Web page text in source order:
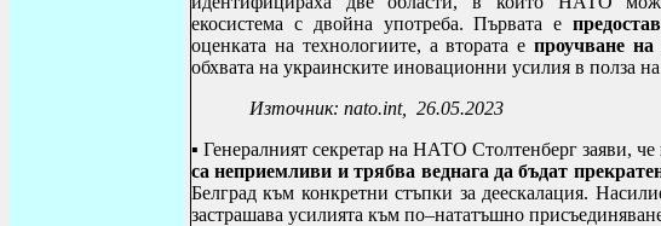
екосистема с двойна употреба. Първата е
оценката на технологиите, а втората е проучване
обхвата на украинските иновационни усилия в полза
Източник: nato.int, 26.05.2023
▪ Генералният секретар на НАТО Столтенберг заяви, че
са неприемливи и трябва веднага да бъдат
Белград към конкретни стъпки за деескалация.
застрашава усилията към по–нататъшно